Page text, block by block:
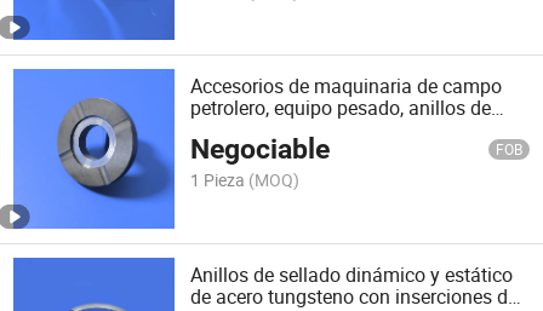
Accesorios de maquinaria de campo
petrolero, equipo pesado, anillos de
Negociable FOB
1 Pieza (MOQ)
Anillos de sellado dinámico y estático
de acero tungsteno con inserciones de